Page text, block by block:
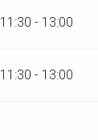
11:30 - 13:00
11:30 - 13:00